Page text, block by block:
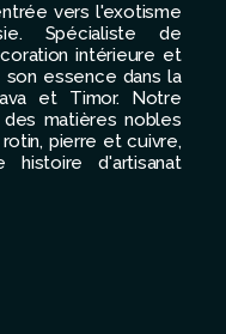
vers l'exotisme
Spécialiste de
intérieure et
essence dans la
et Timor. Notre
matières nobles
pierre et cuivre,
histoire d'artisanat